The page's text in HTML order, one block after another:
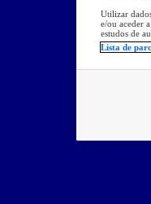
Utilizar
e/ou aceder
estudos de
Lista de